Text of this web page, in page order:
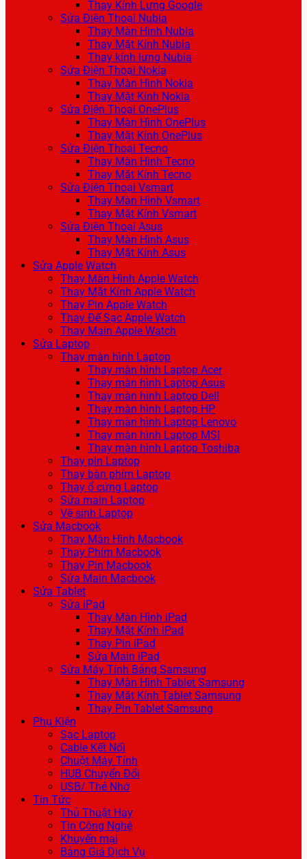
Thay Kính Lưng Google
Sửa Điện Thoại Nubia
Thay Màn Hình Nubia
Thay Mặt Kính Nubia
Thay kính lưng Nubia
Sửa Điện Thoại Nokia
Thay Màn Hình Nokia
Thay Mặt Kính Nokia
Sửa Điện Thoại OnePlus
Thay Màn Hình OnePlus
Thay Mặt Kính OnePlus
Sửa Điện Thoại Tecno
Thay Màn Hình Tecno
Thay Mặt Kính Tecno
Sửa Điện Thoại Vsmart
Thay Màn Hình Vsmart
Thay Mặt Kính Vsmart
Sửa Điện Thoại Asus
Thay Màn Hình Asus
Thay Mặt Kính Asus
Sửa Apple Watch
Thay Màn Hình Apple Watch
Thay Mặt Kính Apple Watch
Thay Pin Apple Watch
Thay Đế Sạc Apple Watch
Thay Main Apple Watch
Sửa Laptop
Thay màn hình Laptop
Thay màn hình Laptop Acer
Thay màn hình Laptop Asus
Thay màn hình Laptop Dell
Thay màn hình Laptop HP
Thay màn hình Laptop Lenovo
Thay màn hình Laptop MSI
Thay màn hình Laptop Toshiba
Thay pin Laptop
Thay bàn phím Laptop
Thay ổ cứng Laptop
Sửa main Laptop
Vệ sinh Laptop
Sửa Macbook
Thay Màn Hình Macbook
Thay Phím Macbook
Thay Pin Macbook
Sửa Main Macbook
Sửa Tablet
Sửa iPad
Thay Màn Hình iPad
Thay Mặt Kính iPad
Thay Pin iPad
Sửa Main iPad
Sửa Máy Tính Bảng Samsung
Thay Màn Hình Tablet Samsung
Thay Mặt Kính Tablet Samsung
Thay Pin Tablet Samsung
Phụ Kiện
Sạc Laptop
Cable Kết Nối
Chuột Máy Tính
HUB Chuyển Đổi
USB/ Thẻ Nhớ
Tin Tức
Thủ Thuật Hay
Tin Công Nghệ
Khuyến mại
Bảng Giá Dịch Vụ